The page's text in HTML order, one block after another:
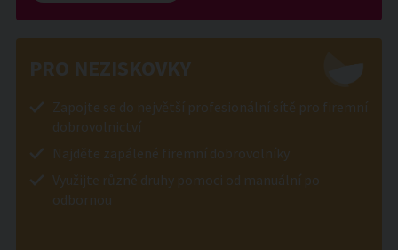
PRO NEZISKOVKY
Zapojte se do největší profesionální sítě pro firemní
dobrovolnictví
Najděte zapálené firemní dobrovolníky
Využijte různé druhy pomoci od manuální po
odbornou